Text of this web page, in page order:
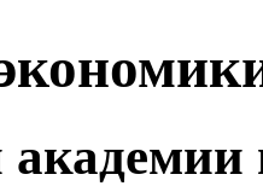
академии